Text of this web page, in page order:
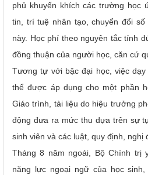
phủ khuyến khích các trường học
tin, trí tuệ nhân tạo, chuyển đổi
này. Học phí theo nguyên tắc tính
đồng thuận của người học, căn cứ
Tương tự với bậc đại học, việc
thể được áp dụng cho một phần
Giáo trình, tài liệu do hiệu trưởng
động đưa ra mức thu dựa trên sự
sinh viên và các luật, quy định, nghị
Tháng 8 năm ngoái, Bộ Chính trị
năng lực ngoại ngữ của học